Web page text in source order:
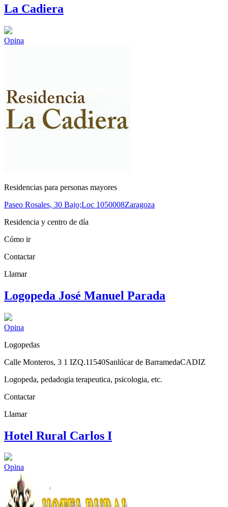
La Cadiera
Opina
Residencias para personas mayores
Paseo Rosales, 30 Bajo;Loc 1050008Zaragoza
Residencia y centro de día
Cómo ir
Contactar
Llamar
Logopeda José Manuel Parada
Opina
Logopedas
Calle Monteros, 3 1 IZQ.11540Sanlúcar de BarramedaCADIZ
Logopeda, pedadogia terapeutica, psicologia, etc.
Contactar
Llamar
Hotel Rural Carlos I
Opina